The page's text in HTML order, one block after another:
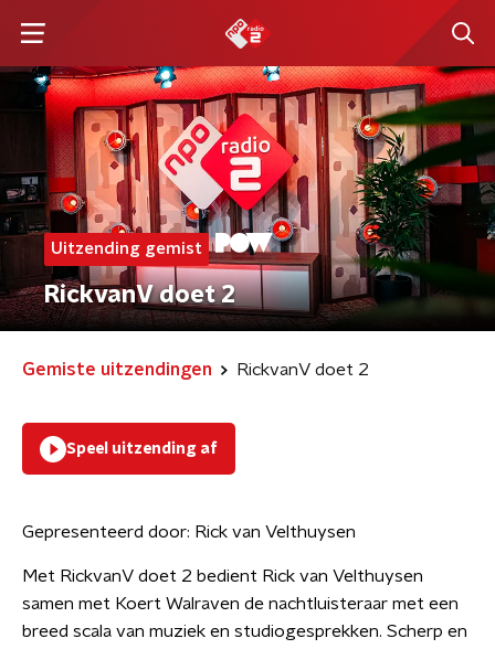
Uitzending gemist
RickvanV doet 2
Gemiste uitzendingen RickvanV doet 2
Speel uitzending af
Gepresenteerd door: Rick van Velthuysen
Met RickvanV doet 2 bedient Rick van Velthuysen
samen met Koert Walraven de nachtluisteraar met een
breed scala van muziek en studiogesprekken. Scherp en